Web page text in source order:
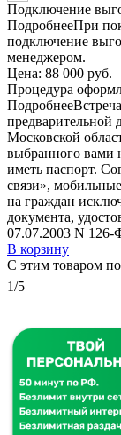
Подключение
ПодробнееПри
подключение
менеджером.
Цена: 88 000 руб.
Процедура
Подробнее
предварительной
Московской
выбранного вами
иметь паспорт.
связи»,
на граждан
документа,
07.07.2003 N 126-
В корзину
С этим товаром
1/5